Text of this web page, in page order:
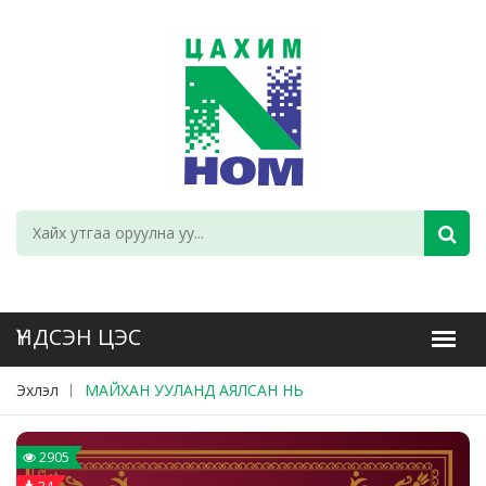
Эхлэл МАЙХАН УУЛАНД АЯЛСАН НЬ
2905